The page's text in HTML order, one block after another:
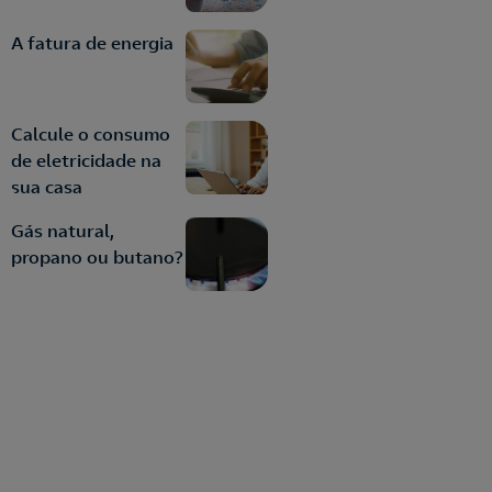
A fatura de energia
Calcule o consumo
de eletricidade na
sua casa
Gás natural,
propano ou butano?